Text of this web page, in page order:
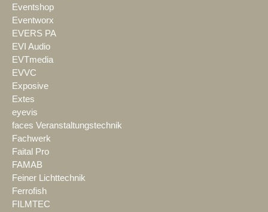
Eventshop
Eventworx
EVERS PA
EVI Audio
EVTmedia
EVVC
Exposive
Extes
eyevis
faces Veranstaltungstechnik
Fachwerk
Faital Pro
FAMAB
Feiner Lichttechnik
Ferrofish
FILMTEC